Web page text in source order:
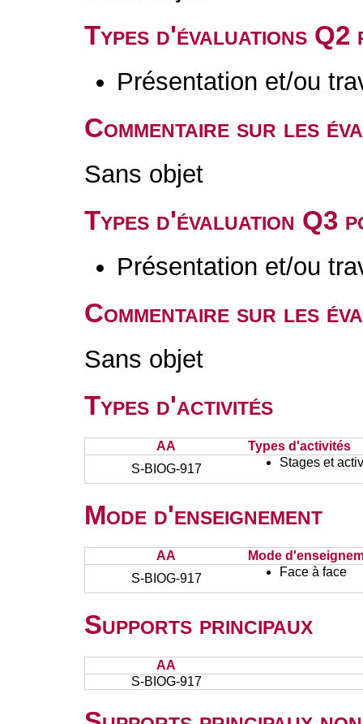
Types d'évaluations
Présentation et/ou
Commentaire sur les
Sans objet
Types d'évaluation Q3
Présentation et/ou
Commentaire sur les
Sans objet
Types d'activités
AA
Types d'activités
S-BIOG-917
Stages et
Mode d'enseignement
AA
Mode
S-BIOG-917
Face à face
Supports principaux
AA
S-BIOG-917